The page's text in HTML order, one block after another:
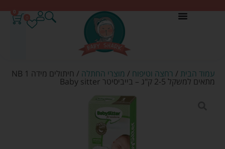
0
עמוד הבית / רחצה וטיפוח / מוצרי החתלה / חיתולים מידה NB 1
מתאים למשקל 2-5 ק"ג – בייביסיטר Baby sitter